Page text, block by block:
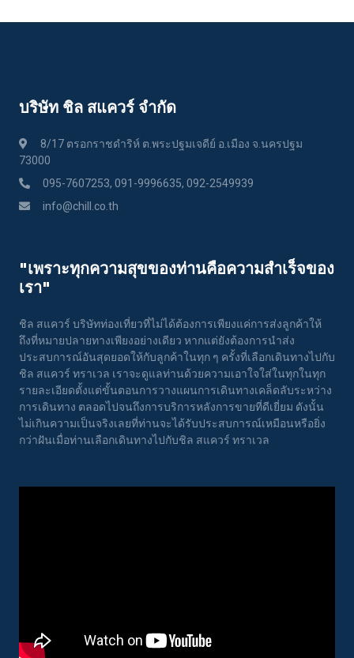
บริษัท ชิล สแควร์ จำกัด
8/17 ตรอกราชดำริห์ ต.พระปฐมเจดีย์ อ.เมือง จ.นครปฐม
73000
095-7607253, 091-9996635, 092-2549939
info@chill.co.th
"เพราะทุกความสุขของท่านคือความสําเร็จของ
เรา"
ชิล สแควร์ บริษัทท่องเที่ยวที่ไม่ได้ต้องการเพียงแค่การส่งลูกค้าให้
ถึงที่หมายปลายทางเพียงอย่างเดียว หากแต่ยังต้องการนำส่ง
ประสบการณ์อันสุดยอดให้กับลูกค้าในทุก ๆ ครั้งที่เลือกเดินทางไปกับ
ชิล สแควร์ ทราเวล เราจะดูแลท่านด้วยความเอาใจใส่ในทุกในทุก
รายละเอียดตั้งแต่ขั้นตอนการวางแผนการเดินทางเคล็ดลับระหว่าง
การเดินทาง ตลอดไปจนถึงการบริการหลังการขายที่ดีเยี่ยม ดังนั้น
ไม่เกินความเป็นจริงเลยที่ท่านจะได้รับประสบการณ์เหมือนหรือยิ่ง
กว่าฝันเมื่อท่านเลือกเดินทางไปกับชิล สแควร์ ทราเวล